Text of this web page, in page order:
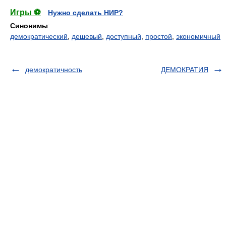
Игры ⚽
Нужно сделать НИР?
Синонимы:
демократический
дешевый доступный простой экономичный
демократичность ДЕМОКРАТИЯ